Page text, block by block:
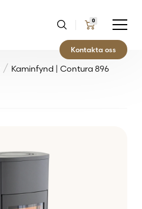
0
Kontakta oss
Kaminfynd | Contura 896